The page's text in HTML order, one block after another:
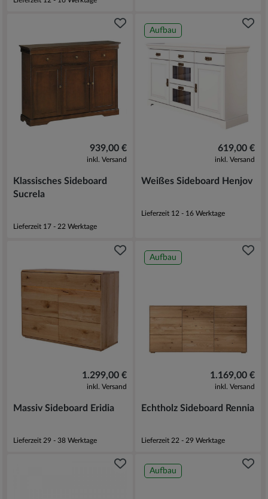
939,00 €
inkl. Versand
Klassisches Sideboard
Sucrela
Lieferzeit 17 - 22 Werktage
Aufbau
619,00 €
inkl. Versand
Weißes Sideboard Henjov
Lieferzeit 12 - 16 Werktage
1.299,00 €
inkl. Versand
Massiv Sideboard Eridia
Lieferzeit 29 - 38 Werktage
Aufbau
1.169,00 €
inkl. Versand
Echtholz Sideboard Rennia
Lieferzeit 22 - 29 Werktage
Aufbau